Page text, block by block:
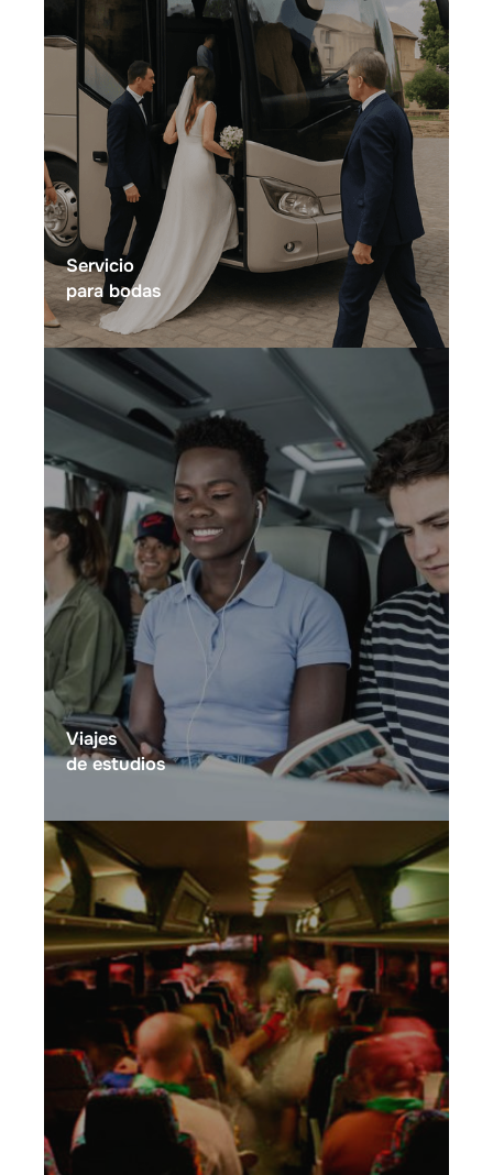
Servicio
para bodas
Viajes
de estudios